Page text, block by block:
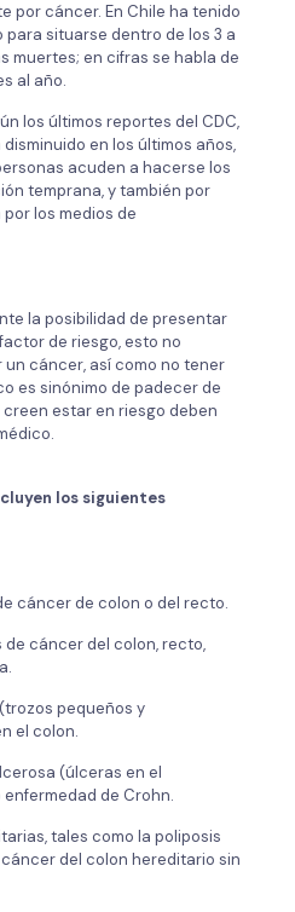
por cáncer. En Chile ha tenido
situarse dentro de los 3 a
muertes; en cifras se habla de
al año.
los últimos reportes del CDC,
en los últimos años,
acuden a hacerse los
temprana, y también por
los medios de
la posibilidad de presentar
de riesgo, esto no
cáncer, así como no tener
es sinónimo de padecer de
estar en riesgo deben
los siguientes
cáncer de colon o del recto.
cáncer del colon, recto,
pequeños y
el colon.
(úlceras en el
de Crohn.
tales como la poliposis
del colon hereditario sin